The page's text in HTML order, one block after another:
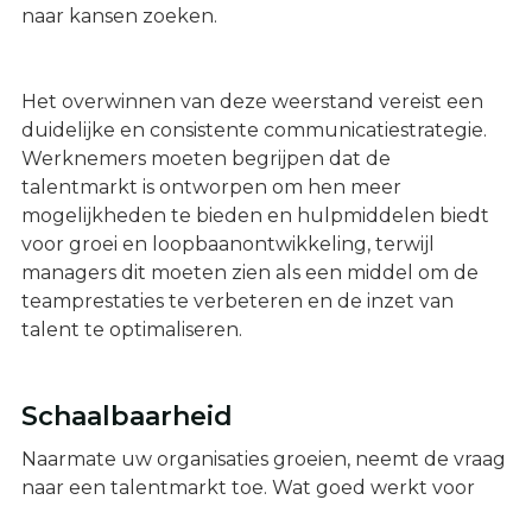
naar kansen zoeken.
Het overwinnen van deze weerstand vereist een
duidelijke en consistente communicatiestrategie.
Werknemers moeten begrijpen dat de
talentmarkt is ontworpen om hen meer
mogelijkheden te bieden en hulpmiddelen biedt
voor groei en loopbaanontwikkeling, terwijl
managers dit moeten zien als een middel om de
teamprestaties te verbeteren en de inzet van
talent te optimaliseren.
Schaalbaarheid
Naarmate uw organisaties groeien, neemt de vraag
naar een talentmarkt toe. Wat goed werkt voor